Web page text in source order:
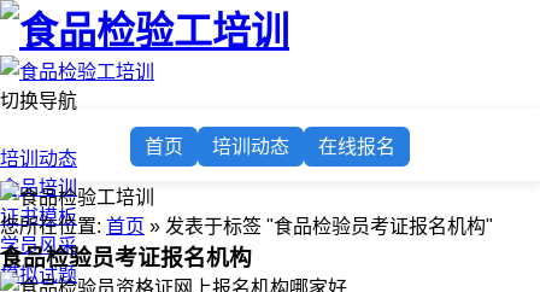
切换导航
培训动态
食品培训
证书模板
学员风采
模拟试题
首页 培训动态 在线报名
您所在位置: 首页 » 发表于标签 "食品检验员考证报名机构"
食品检验员考证报名机构